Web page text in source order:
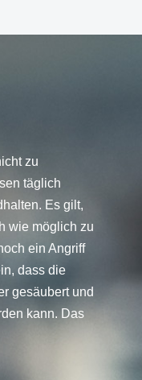
zu
täglich
Es gilt,
wie möglich zu
ein Angriff
dass die
gesäubert und
kann. Das